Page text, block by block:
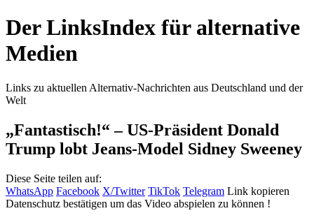
Der LinksIndex für alternative
Medien
Links zu aktuellen Alternativ-Nachrichten aus Deutschland und der
Welt
„Fantastisch!“ – US-Präsident Donald
Trump lobt Jeans-Model Sidney Sweeney
Diese Seite teilen auf:
WhatsApp Facebook X/Twitter TikTok Telegram Link kopieren
Datenschutz bestätigen um das Video abspielen zu können !